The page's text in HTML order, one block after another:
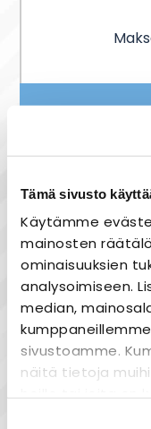
Tämä sivusto
Käytämme
mainosten
ominaisuuksien
analysoimiseen.
median,
sivustoamme.
näitä tietoja
heille tai joita on
Tuotekuvaus
Pieni mutta
jossa
Varustettu
pistorasialla